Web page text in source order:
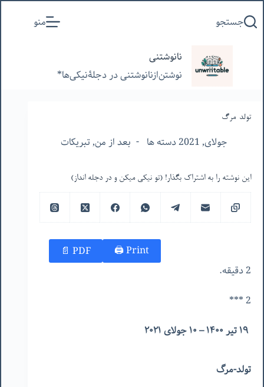
به
جستجو منو
نانوشتنی
نوشتن‌از‌نانوشتنی‌ در‌ دجلۀنیکی‌ها*
تولد-مرگ
جولای, 2021 دسته ها بعد از من,تبریکات
این نوشته را به اشتراک بگذار! (تو نیکی میکن و در دجله انداز)
Print 🖨
PDF 📄
2 دقیقه.
2 ***
۱۹ تیر ۱۴۰۰ – ۱۰ جولای ۲۰۲۱
تولد-مرگ